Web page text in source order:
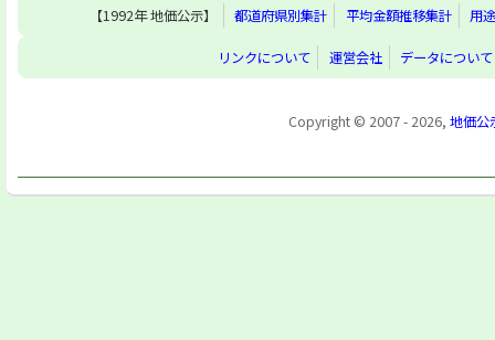
【1992年 地価公示】 都道府県別集計 平均金額推移集計 用
リンクについて 運営会社 データについて
Copyright © 2007 - 2026, 地価公